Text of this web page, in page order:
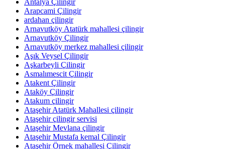
Antalya Çilingir
Arapcami Çilingir
ardahan çilingir
Arnavutköy Atatürk mahallesi çilingir
Arnavutköy Çilingir
Arnavutköy merkez mahallesi çilingir
Aşık Veysel Çilingir
Aşkarbeyli Çilingir
Asmalımescit Çilingir
Atakent Çilingir
Ataköy Çilingir
Atakum çilingir
Ataşehir Atatürk Mahallesi çilingir
Ataşehir çilingir servisi
Ataşehir Mevlana çilingir
Ataşehir Mustafa kemal Çilingir
Ataşehir Örnek mahallesi Çilingir